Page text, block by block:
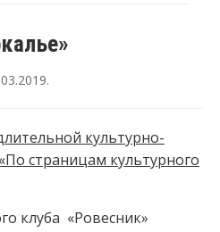
.
культурно-
страницам культурного
клуба «Ровесник»